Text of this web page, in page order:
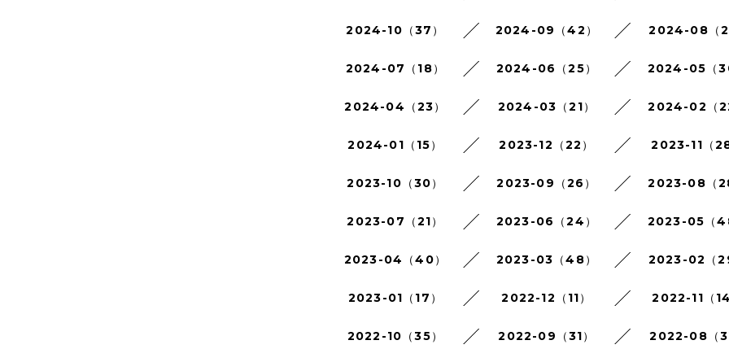
2024-10（37） 2024-09（42） 2024-08（
2024-07（18） 2024-06（25） 2024-05（
2024-04（23） 2024-03（21） 2024-02（
2024-01（15） 2023-12（22） 2023-11（28
2023-10（30） 2023-09（26） 2023-08（
2023-07（21） 2023-06（24） 2023-05（
2023-04（40） 2023-03（48） 2023-02（
2023-01（17） 2022-12（11） 2022-11（14
2022-10（35） 2022-09（31） 2022-08（31